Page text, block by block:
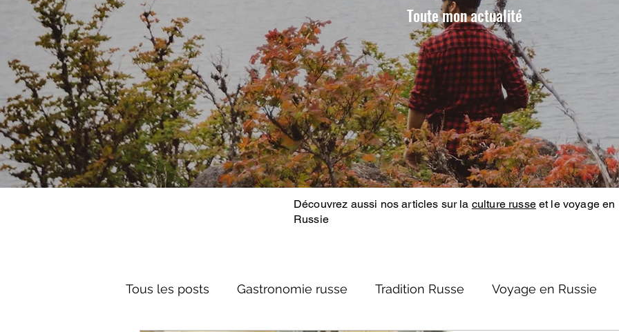
Toute mon actualité
Découvrez aussi nos articles sur la culture russeet le voyage en
Russie
Tous les posts Gastronomie russe Tradition Russe Voyage en Russie